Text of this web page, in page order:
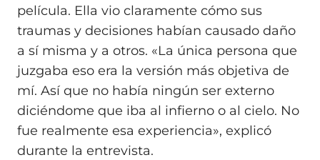
película. Ella vio claramente cómo sus
traumas y decisiones habían causado daño
a sí misma y a otros. «La única persona que
juzgaba eso era la versión más objetiva de
mí. Así que no había ningún ser externo
diciéndome que iba al infierno o al cielo. No
fue realmente esa experiencia», explicó
durante la entrevista.